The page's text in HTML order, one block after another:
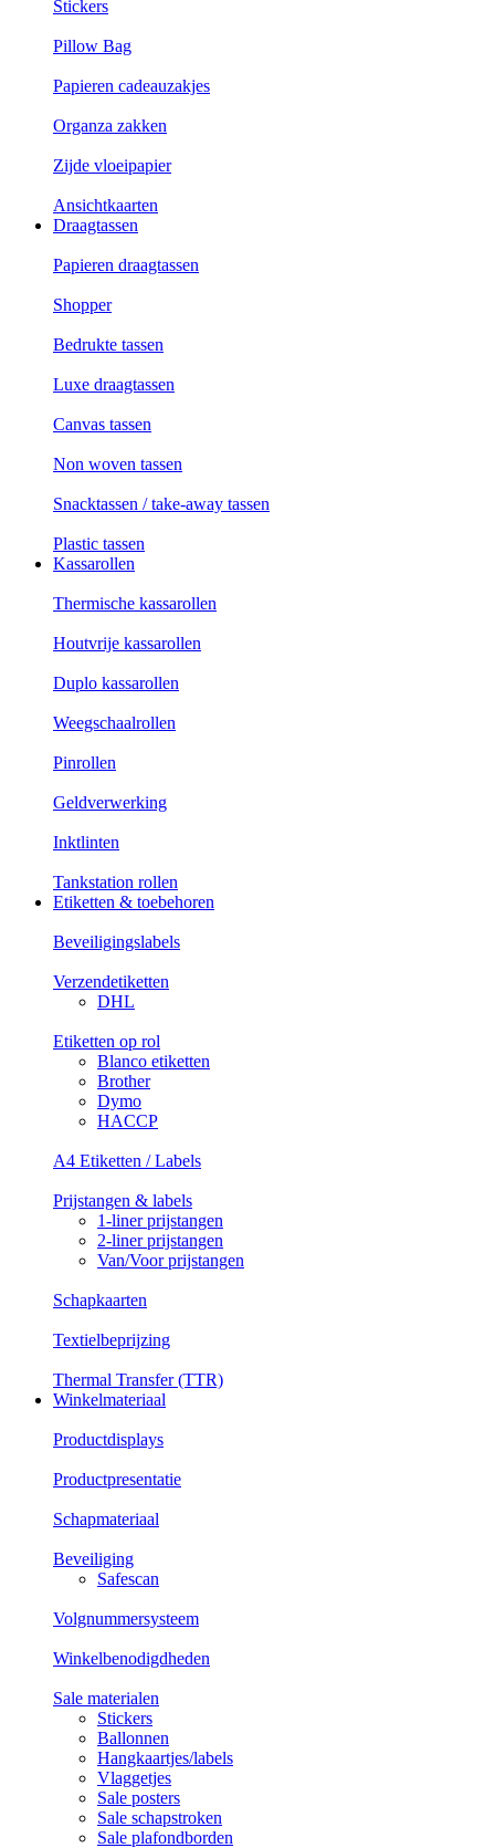
Stickers
Pillow Bag
Papieren cadeauzakjes
Organza zakken
Zijde vloeipapier
Ansichtkaarten
Draagtassen
Papieren draagtassen
Shopper
Bedrukte tassen
Luxe draagtassen
Canvas tassen
Non woven tassen
Snacktassen / take-away tassen
Plastic tassen
Kassarollen
Thermische kassarollen
Houtvrije kassarollen
Duplo kassarollen
Weegschaalrollen
Pinrollen
Geldverwerking
Inktlinten
Tankstation rollen
Etiketten & toebehoren
Beveiligingslabels
Verzendetiketten
DHL
Etiketten op rol
Blanco etiketten
Brother
Dymo
HACCP
A4 Etiketten / Labels
Prijstangen & labels
1-liner prijstangen
2-liner prijstangen
Van/Voor prijstangen
Schapkaarten
Textielbeprijzing
Thermal Transfer (TTR)
Winkelmateriaal
Productdisplays
Productpresentatie
Schapmateriaal
Beveiliging
Safescan
Volgnummersysteem
Winkelbenodigdheden
Sale materialen
Stickers
Ballonnen
Hangkaartjes/labels
Vlaggetjes
Sale posters
Sale schapstroken
Sale plafondborden